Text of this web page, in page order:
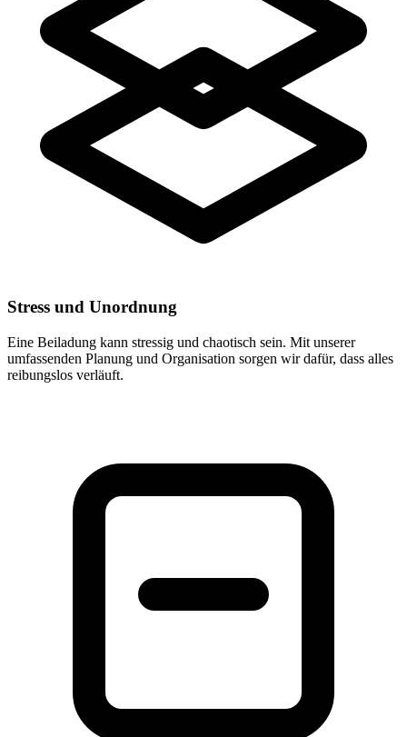
Stress und Unordnung
Eine Beiladung kann stressig und chaotisch sein. Mit unserer
umfassenden Planung und Organisation sorgen wir dafür, dass alles
reibungslos verläuft.